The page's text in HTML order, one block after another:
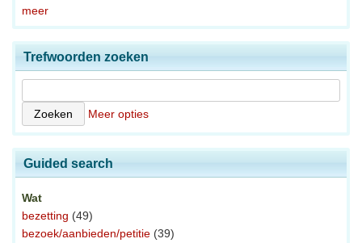
meer
Trefwoorden zoeken
Meer opties
Guided search
Wat
bezetting (49)
bezoek/aanbieden/petitie (39)